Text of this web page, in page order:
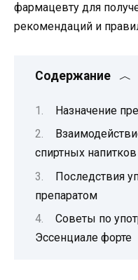
фармацевту для
рекомендаций и
Содержание
Назначение
спиртных напитков
Последствия
препаратом
Советы по
Эссенциале форте